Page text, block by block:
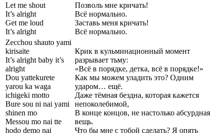
Let me shout
It’s alright
Get me loud
It’s alright
Позволь мне кричать!
Всё нормально.
Заставь меня кричать!
Всё нормально.
Zecchou shauto yami
kirisaite
It’s alright baby it’s
alright
Dou yattekurete
yarou ka waga
ichigeki motto
Bure sou ni nai yami
shinen mo
Messou mo nai tte
hodo demo nai
Крик в кульминационный момент
разрывает тьму:
«Всё в порядке, детка, всё в порядке!»
Как мы можем уладить это? Одним
ударом… ещё.
Даже тёмная бездна, которая кажется
непоколебимой,
В конце концов, не настолько абсурдная
вещь.
Что бы мне с тобой сделать? Я опять